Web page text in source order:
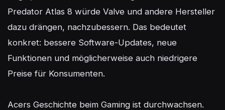
Predator Atlas 8 würde Valve und andere Hersteller
dazu drängen, nachzubessern. Das bedeutet
konkret: bessere Software-Updates, neue
Funktionen und möglicherweise auch niedrigere
Preise für Konsumenten.
Acers Geschichte beim Gaming ist durchwachsen.